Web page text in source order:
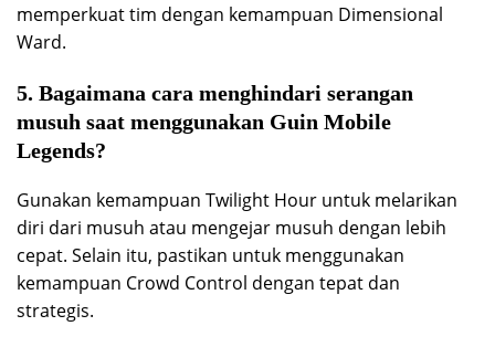
memperkuat tim dengan kemampuan Dimensional
Ward.
5. Bagaimana cara menghindari serangan
musuh saat menggunakan Guin Mobile
Legends?
Gunakan kemampuan Twilight Hour untuk melarikan
diri dari musuh atau mengejar musuh dengan lebih
cepat. Selain itu, pastikan untuk menggunakan
kemampuan Crowd Control dengan tepat dan
strategis.